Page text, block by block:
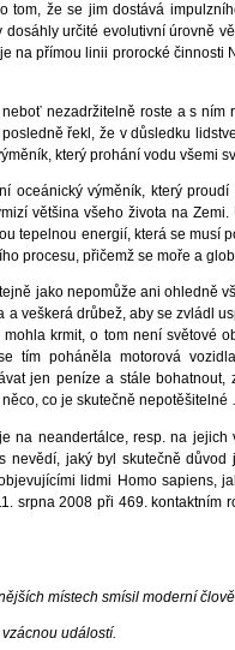
že se jim dostává
určité evolutivní úrovně
na přímou linii prorocké
nezadržitelně roste a s ním
řekl, že v důsledku
který prohání vodu všemi
oceánický výměník, který
většina všeho života na
tepelnou energií, která se musí
procesu, přičemž se moře a
jako nepomůže ani ohledně
veškerá drůbež, aby se zvládl
krmit, o tom není světové
tím poháněla motorová
jen peníze a stále
co je skutečně nepotěšitelné
neandertálce, resp. na jejich
jaký byl skutečně
lidmi Homo sapiens,
srpna 2008 při 469. kontaktním
místech smísil moderní
událostí.